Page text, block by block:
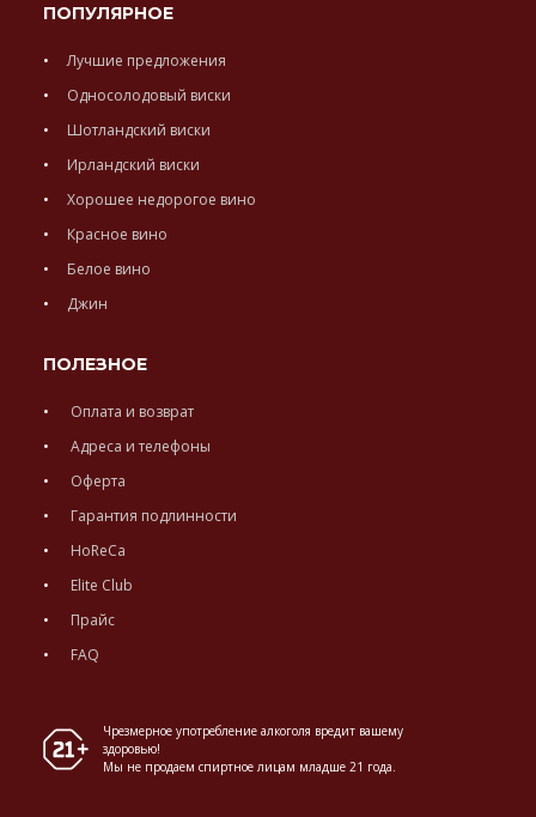
ПОПУЛЯРНОЕ
Лучшие предложения
Односолодовый виски
Шотландский виски
Ирландский виски
Хорошее недорогое вино
Красное вино
Белое вино
Джин
ПОЛЕЗНОЕ
Оплата и возврат
Адреса и телефоны
Оферта
Гарантия подлинности
HoReCa
Elite Club
Прайс
FAQ
Чрезмерное употребление алкоголя вредит вашему
здоровью!
Мы не продаем спиртное лицам младше 21 года.